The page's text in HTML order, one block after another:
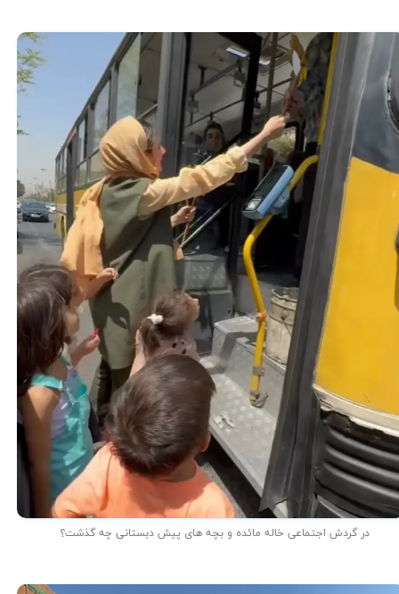
در گردش اجتماعی خاله مائده و بچه های پیش دبستانی چه گذشت؟